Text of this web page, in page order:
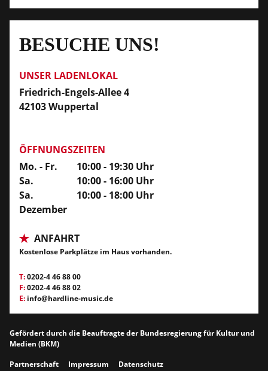
BESUCHE UNS!
UNSER LADENLOKAL
Friedrich-Engels-Allee 4
42103 Wuppertal
ÖFFNUNGSZEITEN
Mo. - Fr.
10:00 - 19:30 Uhr
Sa.
10:00 - 16:00 Uhr
Sa.
Dezember
10:00 - 18:00 Uhr
ANFAHRT
Kostenlose Parkplätze im Haus vorhanden.
T:0202-4 46 88 00
F:0202-4 46 88 02
E: info@hardline-music.de
Gefördert durch die Beauftragte der Bundesregierung für Kultur und
Medien (BKM)
Partnerschaft
Impressum Datenschutz